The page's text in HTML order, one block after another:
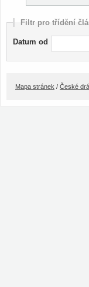
Filtr pro třídění
Datum od
Mapa stránek / České